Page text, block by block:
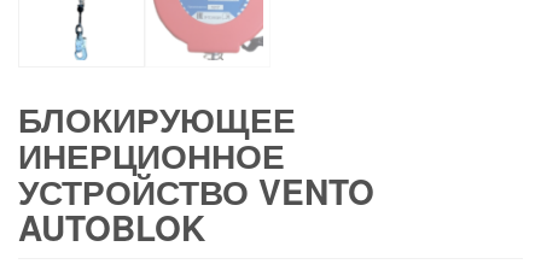
БЛОКИРУЮЩЕЕ
ИНЕРЦИОННОЕ
УСТРОЙСТВО VENTO
AUTOBLOK